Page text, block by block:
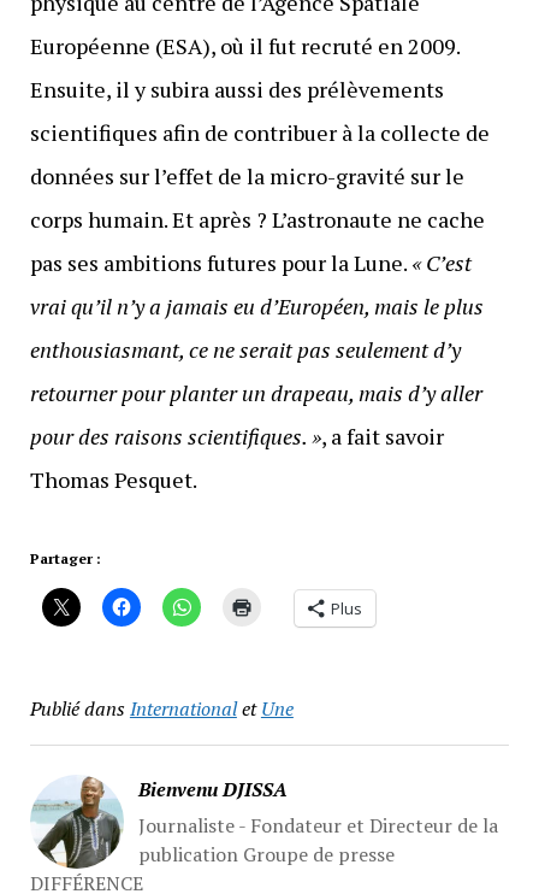
Européenne (ESA), où il fut recruté en 2009.
Ensuite, il y subira aussi des prélèvements
scientifiques afin de contribuer à la collecte de
données sur l’effet de la micro-gravité sur le
corps humain. Et après ? L’astronaute ne cache
pas ses ambitions futures pour la Lune. « C’est
vrai qu’il n’y a jamais eu d’Européen, mais le plus
enthousiasmant, ce ne serait pas seulement d’y
retourner pour planter un drapeau, mais d’y aller
pour des raisons scientifiques. », a fait savoir
Thomas Pesquet.
Partager :
Plus
Publié dansInternationaletUne
Bienvenu DJISSA
Journaliste - Fondateur et Directeur de la
publication Groupe de presse
DIFFÉRENCE